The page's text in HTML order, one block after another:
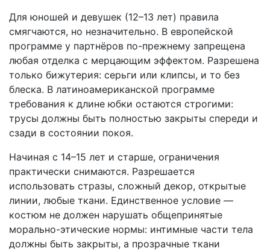
Для юношей и девушек (12–13 лет) правила
смягчаются, но незначительно. В европейской
программе у партнёров по-прежнему запрещена
любая отделка с мерцающим эффектом. Разрешена
только бижутерия: серьги или клипсы, и то без
блеска. В латиноамериканской программе
требования к длине юбки остаются строгими:
трусы должны быть полностью закрыты спереди и
сзади в состоянии покоя.
Начиная с 14–15 лет и старше, ограничения
практически снимаются. Разрешается
использовать стразы, сложный декор, открытые
линии, любые ткани. Единственное условие —
костюм не должен нарушать общепринятые
морально-этические нормы: интимные части тела
должны быть закрыты, а прозрачные ткани